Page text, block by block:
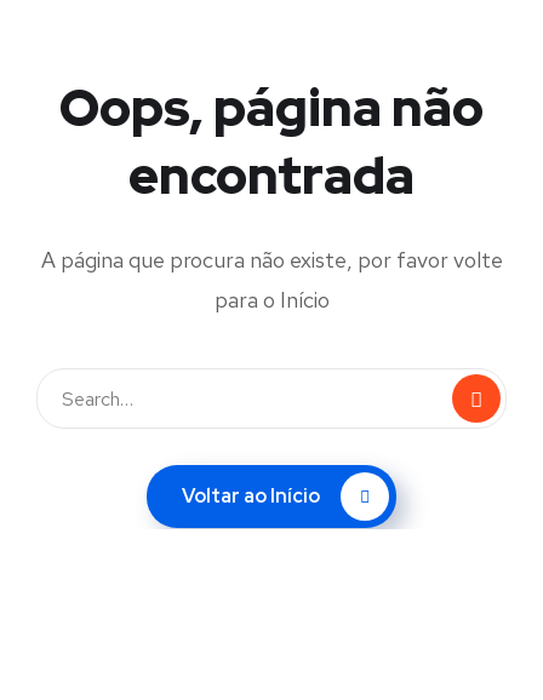
Oops, página não
encontrada
A página que procura não existe, por favor volte
para o Início
Voltar ao Início